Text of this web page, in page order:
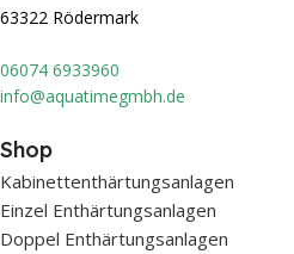
63322 Rödermark
06074 6933960
info@aquatimegmbh.de
Shop
Kabinettenthärtungsanlagen
Einzel Enthärtungsanlagen
Doppel Enthärtungsanlagen